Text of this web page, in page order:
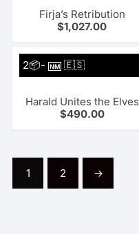
Firja’s Retribution
$1,027.00
2📦-NM 🇪🇸
Harald Unites the Elves
$490.00
1 2 →